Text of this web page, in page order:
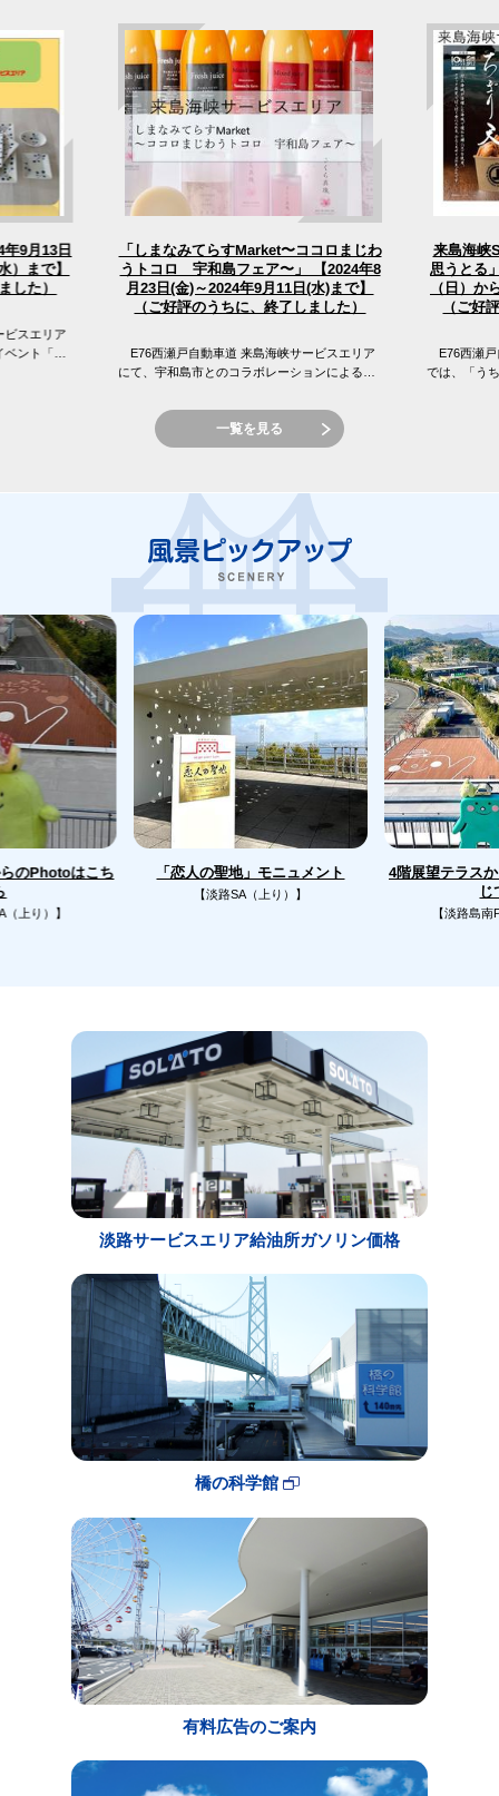
9月13日
）まで】
した）
スエリア
ント「え
「しまなみてらすMarket〜ココロまじわ
うトコロ 宇和島フェア〜」 【2024年8
月23日(金)～2024年9月11日(水)まで】
（ご好評のうちに、終了しました）
E76西瀬戸自動車道 来島海峡サービスエリア
にて、宇和島市とのコラボレーションによる
ロ 宇和島フェア〜」を開催...
来島海峡
思うとる
（日）か
（ご好
E76西瀬戸
では、「う
一覧を見る
のPhotoはこち
（上り）】
「恋人の聖地」モニュメント
【淡路SA（上り）】
4階展望テラス
じ
【淡路島南
淡路サービスエリア給油所ガソリン価格
橋の科学館
有料広告のご案内